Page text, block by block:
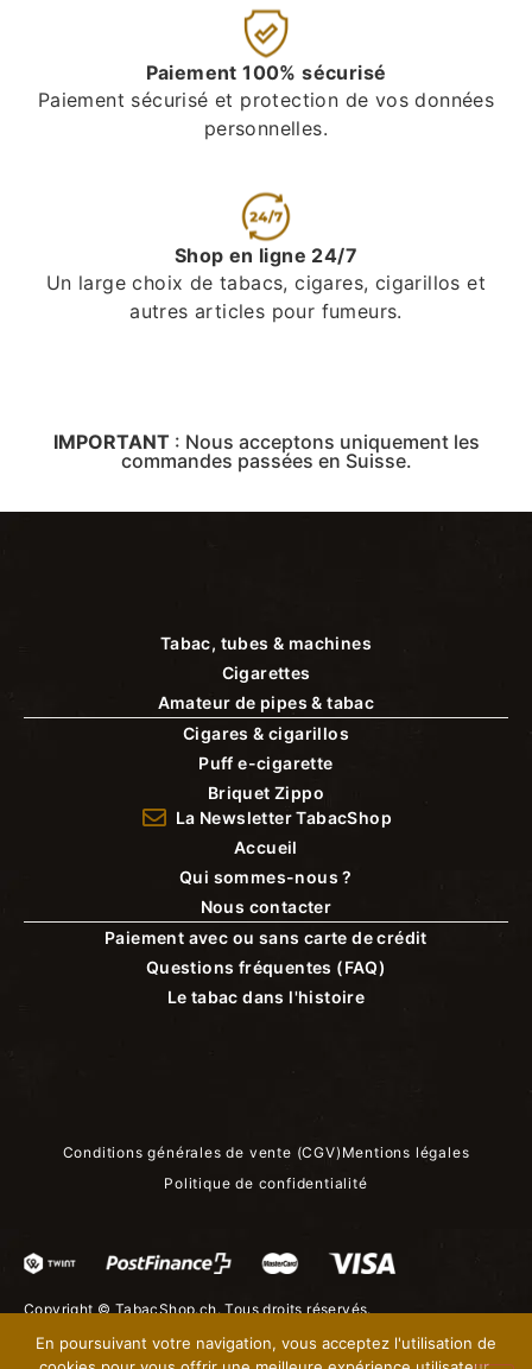
Paiement 100% sécurisé
Paiement sécurisé et protection de vos données
personnelles.
Shop en ligne 24/7
Un large choix de tabacs, cigares, cigarillos et
autres articles pour fumeurs.
IMPORTANT : Nous acceptons uniquement les
commandes passées en Suisse.
Tabac, tubes & machines
Cigarettes
Amateur de pipes & tabac
Cigares & cigarillos
Puff e-cigarette
Briquet Zippo
La Newsletter TabacShop
Accueil
Qui sommes-nous ?
Nous contacter
Paiement avec ou sans carte de crédit
Questions fréquentes (FAQ)
Le tabac dans l'histoire
Conditions générales de vente (CGV) Mentions légales
Politique de confidentialité
Copyright ©TabacShop.ch. Tous droits réservés.
En poursuivant votre navigation, vous acceptez l'utilisation de